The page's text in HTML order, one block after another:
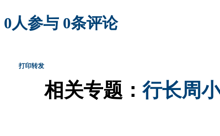
0人参与 0条评论
打印转发
相关专题：行长周